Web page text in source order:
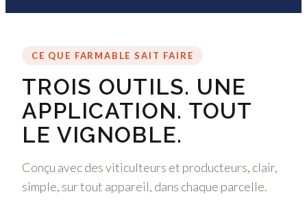
CE QUE FARMABLE SAIT FAIRE
TROIS OUTILS. UNE
APPLICATION. TOUT
LE VIGNOBLE.
Conçu avec des viticulteurs et producteurs, clair,
simple, sur tout appareil, dans chaque parcelle.